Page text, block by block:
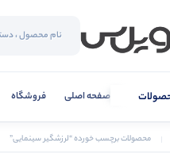
صفحه اصلی فروشگاه
محصولات برچسب خورده “لرزشگیر سینمایی”